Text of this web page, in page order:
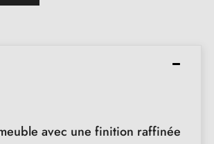
avec une finition raffinée